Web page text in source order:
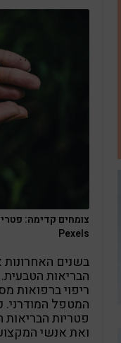
צומחים קדימה:
Pexels
בשנים
הבריאות
ריפוי ברפואות
המטפל
פטריות
ואת אנשי